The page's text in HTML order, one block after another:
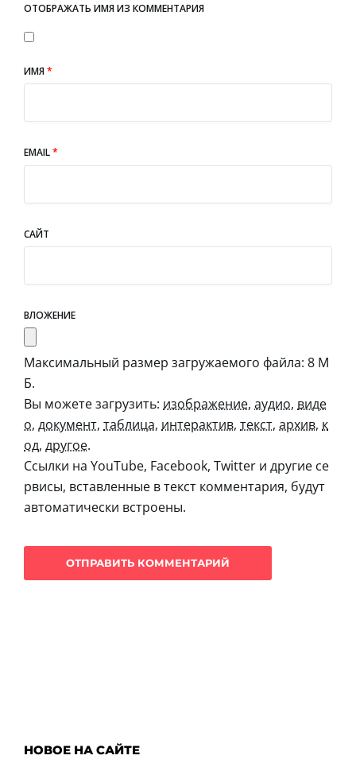
ОТОБРАЖАТЬ ИМЯ ИЗ КОММЕНТАРИЯ
ИМЯ*
EMAIL*
САЙТ
ВЛОЖЕНИЕ
Максимальный размер загружаемого файла: 8 М
Б.
Вы можете загрузить: изображение, аудио, виде
о, документ, таблица, интерактив, текст, архив, к
од, другое.
Ссылки на YouTube, Facebook, Twitter и другие се
рвисы, вставленные в текст комментария, будут
автоматически встроены.
НОВОЕ НА САЙТЕ